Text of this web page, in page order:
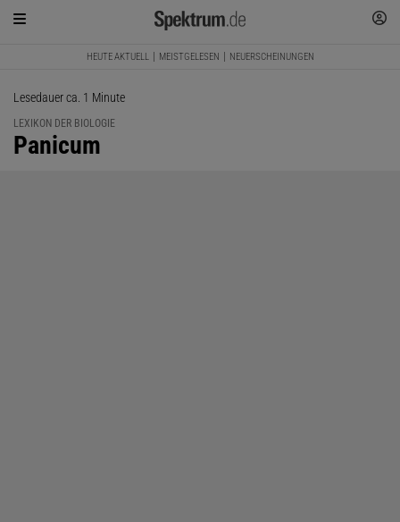
HEUTE AKTUELL MEISTGELESEN NEUERSCHEINUNGEN
Lesedauer ca. 1 Minute
LEXIKON DER BIOLOGIE
:
Panicum